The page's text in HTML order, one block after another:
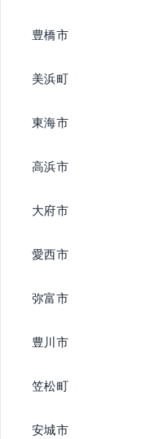
豊橋市
美浜町
東海市
高浜市
大府市
愛西市
弥富市
豊川市
笠松町
安城市